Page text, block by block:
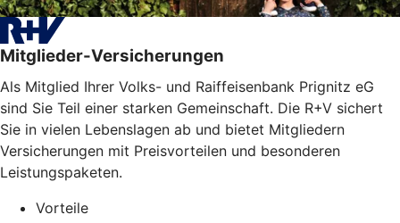
Mitglieder-Versicherungen
Als Mitglied Ihrer Volks- und Raiffeisenbank Prignitz eG
sind Sie Teil einer starken Gemeinschaft. Die R+V sichert
Sie in vielen Lebenslagen ab und bietet Mitgliedern
Versicherungen mit Preisvorteilen und besonderen
Leistungspaketen.
Vorteile